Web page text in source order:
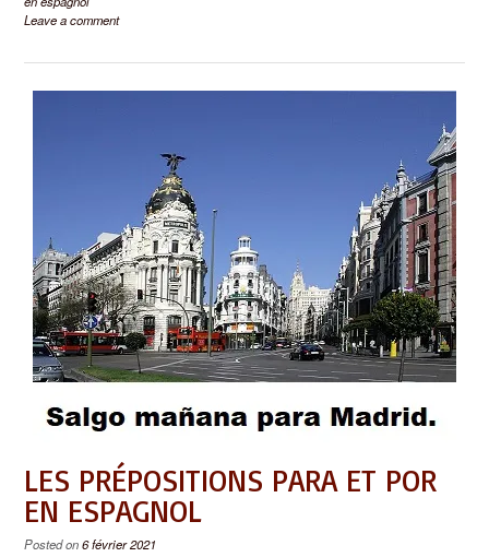
Leave a comment
LES PRÉPOSITIONS PARA ET POR
EN ESPAGNOL
Posted on6 février 2021